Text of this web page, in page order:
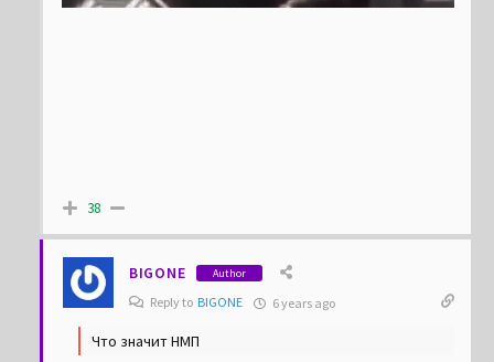
38
BIGONE Author
Reply to BIGONE 6 years ago
Что значит НМП